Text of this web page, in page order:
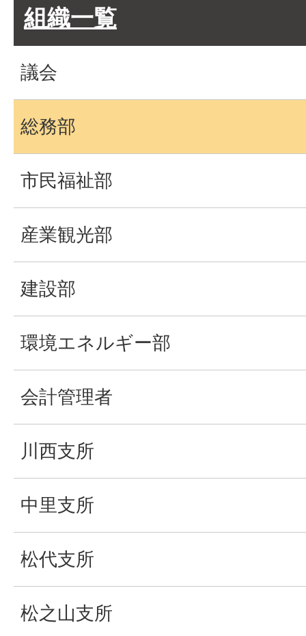
組織一覧
議会
総務部
市民福祉部
産業観光部
建設部
環境エネルギー部
会計管理者
川西支所
中里支所
松代支所
松之山支所